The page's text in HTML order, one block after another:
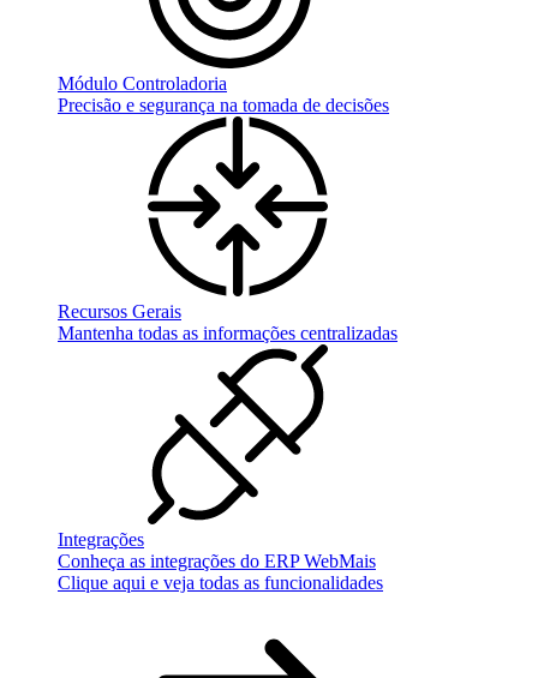
Módulo Controladoria
Precisão e segurança na tomada de decisões
Recursos Gerais
Mantenha todas as informações centralizadas
Integrações
Conheça as integrações do ERP WebMais
Clique aqui e veja todas as funcionalidades